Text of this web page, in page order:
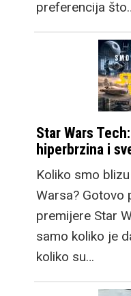
preferencija
Star Wars
hiperbrzina i
Koliko smo
Warsa? Gotovo
premijere Star
samo koliko je
koliko su…